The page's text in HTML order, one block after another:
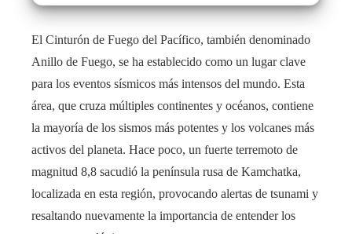
El Cinturón de Fuego del Pacífico, también denominado
Anillo de Fuego, se ha establecido como un lugar clave
para los eventos sísmicos más intensos del mundo. Esta
área, que cruza múltiples continentes y océanos, contiene
la mayoría de los sismos más potentes y los volcanes más
activos del planeta. Hace poco, un fuerte terremoto de
magnitud 8,8 sacudió la península rusa de Kamchatka,
localizada en esta región, provocando alertas de tsunami y
resaltando nuevamente la importancia de entender los